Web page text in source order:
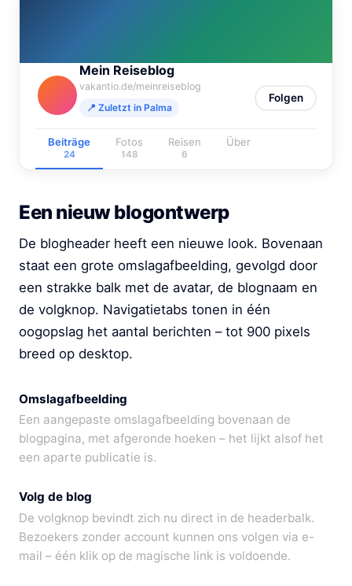
Mein Reiseblog
vakantio.de/meinreiseblog
📍 Zuletzt in Palma
Folgen
Beiträge
24
Fotos
148
Reisen
6
Über
Een nieuw blogontwerp
De blogheader heeft een nieuwe look. Bovenaan
staat een grote omslagafbeelding, gevolgd door
een strakke balk met de avatar, de blognaam en
de volgknop. Navigatietabs tonen in één
oogopslag het aantal berichten – tot 900 pixels
breed op desktop.
Omslagafbeelding
Een aangepaste omslagafbeelding bovenaan de
blogpagina, met afgeronde hoeken – het lijkt alsof het
een aparte publicatie is.
Volg de blog
De volgknop bevindt zich nu direct in de headerbalk.
Bezoekers zonder account kunnen ons volgen via e-
mail – één klik op de magische link is voldoende.